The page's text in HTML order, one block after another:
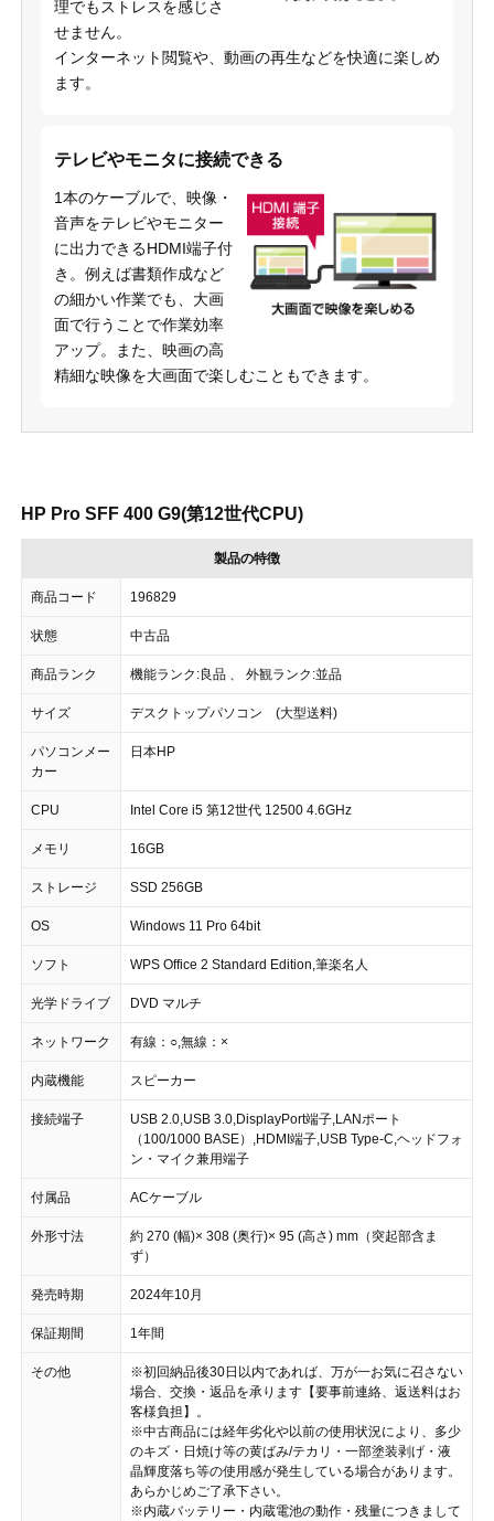
理でもストレスを感じさ
せません。
インターネット閲覧や、動画の再生などを快適に楽しめ
ます。
テレビやモニタに接続できる
1本のケーブルで、映像・
音声をテレビやモニター
に出力できるHDMI端子付
き。例えば書類作成など
の細かい作業でも、大画
面で行うことで作業効率
アップ。また、映画の高
精細な映像を大画面で楽しむこともできます。
HP Pro SFF 400 G9(第12世代CPU)
製品の特徴
商品コード 196829
状態 中古品
商品ランク 機能ランク:良品 、 外観ランク:並品
サイズ デスクトップパソコン (大型送料)
パソコンメー
カー
日本HP
CPU Intel Core i5 第12世代 12500 4.6GHz
メモリ 16GB
ストレージ SSD 256GB
OS Windows 11 Pro 64bit
ソフト WPS Office 2 Standard Edition,筆楽名人
光学ドライブ DVD マルチ
ネットワーク 有線：○,無線：×
内蔵機能 スピーカー
接続端子
USB 2.0,USB 3.0,DisplayPort端子,LANポート
（100/1000 BASE）,HDMI端子,USB Type-C,ヘッドフォ
ン・マイク兼用端子
付属品 ACケーブル
外形寸法
約 270 (幅)× 308 (奥行)× 95 (高さ) mm（突起部含ま
ず）
発売時期 2024年10月
保証期間 1年間
その他
※初回納品後30日以内であれば、万が一お気に召さない
場合、交換・返品を承ります【要事前連絡、返送料はお
客様負担】。
※中古商品には経年劣化や以前の使用状況により、多少
のキズ・日焼け等の黄ばみ/テカリ・一部塗装剥げ・液
晶輝度落ち等の使用感が発生している場合があります。
あらかじめご了承下さい。
※内蔵バッテリー・内蔵電池の動作・残量につきまして